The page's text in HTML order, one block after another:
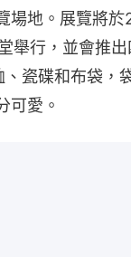
場地。展覽將於
舉行，並會推
瓷碟和布袋，
可愛。